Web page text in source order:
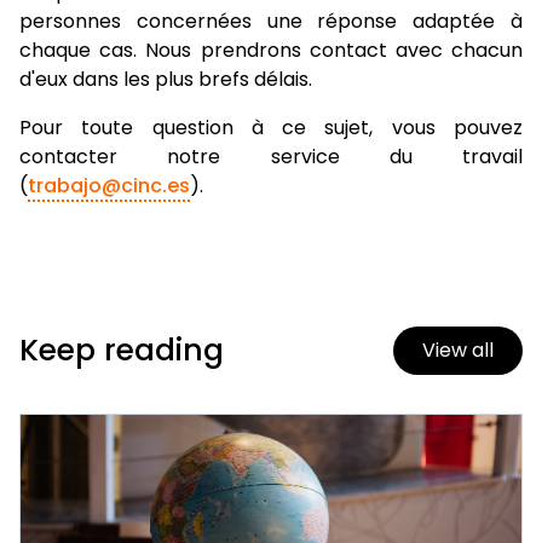
personnes concernées une réponse adaptée à
chaque cas. Nous prendrons contact avec chacun
d'eux dans les plus brefs délais.
Pour toute question à ce sujet, vous pouvez
contacter notre service du travail
(trabajo@cinc.es).
Keep reading View all